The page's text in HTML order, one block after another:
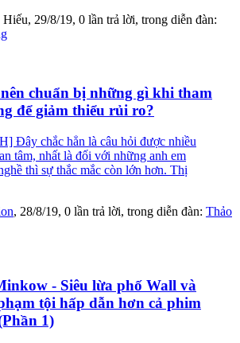
, 29/8/19, 0 lần trả lời, trong diễn đàn:
chuẩn bị những gì khi tham
để giảm thiểu rủi ro?
Đây chắc hẳn là câu hỏi được nhiều
tâm, nhất là đối với những anh em
thì sự thắc mắc còn lớn hơn. Thị
, 28/8/19, 0 lần trả lời, trong diễn đàn: Thảo
- Siêu lừa phố Wall và
tội hấp dẫn hơn cả phim
1)